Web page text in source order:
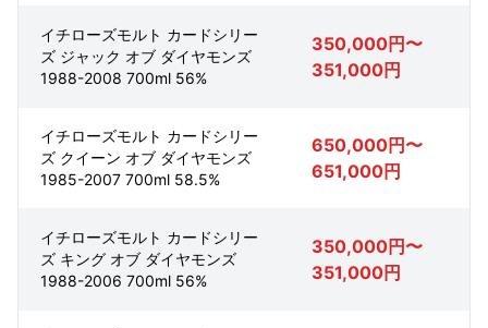
イチローズモルト カードシリー
ズ ジャック オブ ダイヤモンズ
1988-2008 700ml 56%
350,000円〜
351,000円
イチローズモルト カードシリー
ズ クイーン オブ ダイヤモンズ
1985-2007 700ml 58.5%
650,000円〜
651,000円
イチローズモルト カードシリー
ズ キング オブ ダイヤモンズ
1988-2006 700ml 56%
350,000円〜
351,000円